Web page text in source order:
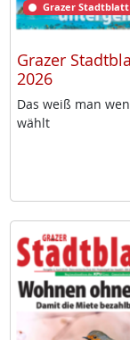
Grazer Stadtblatt
Grazer
2026
Das weiß man
wählt